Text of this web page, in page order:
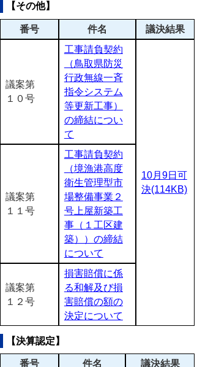
【その他】
番号 件名 議決結果
議案第
１０号
工事請負契約
（鳥取県防災
行政無線一斉
指令システム
等更新工事）
の締結につい
て
10月9日可
決(114KB)
議案第
１１号
工事請負契約
（境漁港高度
衛生管理型市
場整備事業２
号上屋新築工
事（１工区建
築））の締結
について
議案第
１２号
損害賠償に係
る和解及び損
害賠償の額の
決定について
【決算認定】
番号 件名 議決結果